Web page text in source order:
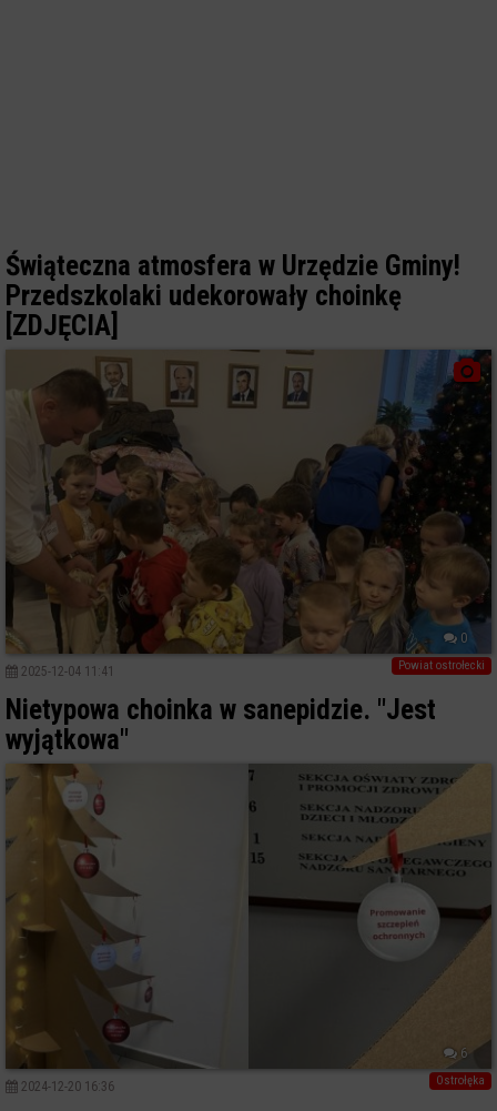
Świąteczna atmosfera w Urzędzie Gminy!
Przedszkolaki udekorowały choinkę
[ZDJĘCIA]
0
Powiat ostrołecki
2025-12-04 11:41
Nietypowa choinka w sanepidzie. "Jest
wyjątkowa"
6
Ostrołęka
2024-12-20 16:36